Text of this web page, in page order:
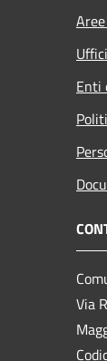
Uffici
Enti
Via